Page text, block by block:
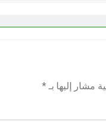
مشار إليها بـ *